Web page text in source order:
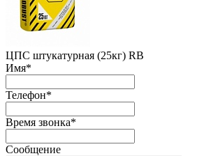
ЦПС штукатурная (25кг) RB
Имя*
Телефон*
Время звонка*
Сообщение